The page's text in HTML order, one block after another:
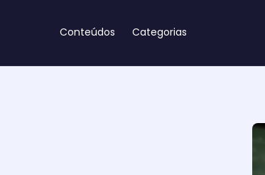
Conteúdos Categorias